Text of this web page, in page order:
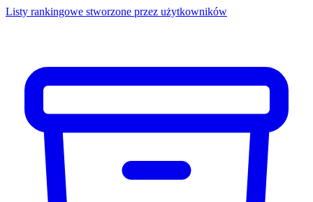
Listy rankingowe stworzone przez użytkowników